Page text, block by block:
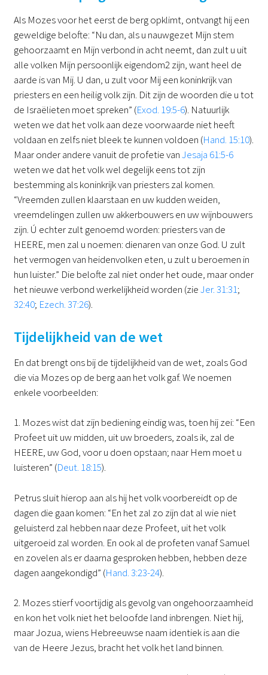
Als Mozes voor het eerst de berg opklimt, ontvangt hij een
geweldige belofte: “Nu dan, als u nauwgezet Mijn stem
gehoorzaamt en Mijn verbond in acht neemt, dan zult u uit
alle volken Mijn persoonlijk eigendom2 zijn, want heel de
aarde is van Mij. U dan, u zult voor Mij een koninkrijk van
priesters en een heilig volk zijn. Dit zijn de woorden die u tot
de Israëlieten moet spreken” (Exod. 19:5-6). Natuurlijk
weten we dat het volk aan deze voorwaarde niet heeft
voldaan en zelfs niet bleek te kunnen voldoen (Hand. 15:10).
Maar onder andere vanuit de profetie vanJesaja 61:5-6
weten we dat het volk wel degelijk eens tot zijn
bestemming als koninkrijk van priesters zal komen.
“Vreemden zullen klaarstaan en uw kudden weiden,
vreemdelingen zullen uw akkerbouwers en uw wijnbouwers
zijn. Ú echter zult genoemd worden: priesters van de
HEERE, men zal u noemen: dienaren van onze God. U zult
het vermogen van heidenvolken eten, u zult u beroemen in
hun luister.” Die belofte zal niet onder het oude, maar onder
het nieuwe verbond werkelijkheid worden (zieJer. 31:31;
32:40; Ezech. 37:26).
Tijdelijkheid van de wet
En dat brengt ons bij de tijdelijkheid van de wet, zoals God
die via Mozes op de berg aan het volk gaf. We noemen
enkele voorbeelden:
1. Mozes wist dat zijn bediening eindig was, toen hij zei: “Een
Profeet uit uw midden, uit uw broeders, zoals ik, zal de
HEERE, uw God, voor u doen opstaan; naar Hem moet u
luisteren” (Deut. 18:15).
Petrus sluit hierop aan als hij het volk voorbereidt op de
dagen die gaan komen: “En het zal zo zijn dat al wie niet
geluisterd zal hebben naar deze Profeet, uit het volk
uitgeroeid zal worden. En ook al de profeten vanaf Samuel
en zovelen als er daarna gesproken hebben, hebben deze
dagen aangekondigd” (Hand. 3:23-24).
2. Mozes stierf voortijdig als gevolg van ongehoorzaamheid
en kon het volk niet het beloofde land inbrengen. Niet hij,
maar Jozua, wiens Hebreeuwse naam identiek is aan die
van de Heere Jezus, bracht het volk het land binnen.